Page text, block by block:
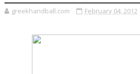
greekhandball.com February 04, 2012